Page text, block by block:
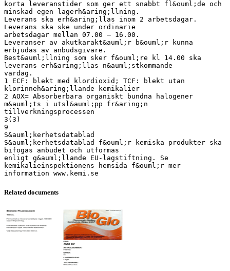
korta leveranstider som ger ett snabbt fl&ouml;de och
minskad egen lagerh&aring;llning.
Leverans ska erh&aring;llas inom 2 arbetsdagar.
Leverans ska ske under ordinarie
arbetsdagar mellan 07.00 – 16.00.
Leveranser av akutkarakt&auml;r b&ouml;r kunna
erbjudas av anbudsgivare.
Best&auml;llning som sker f&ouml;re kl 14.00 ska
leverans erh&aring;llas n&auml;stkommande
vardag.
1 ECF: blekt med klordioxid; TCF: blekt utan
klorinneh&aring;llande kemikalier
2 AOX= Absorberbara organiskt bundna halogener
m&auml;ts i utsl&auml;pp fr&aring;n
tillverkningsprocessen
3(3)
9
S&auml;kerhetsdatablad
S&auml;kerhetsdatablad f&ouml;r kemiska produkter ska
bifogas anbudet och utformas
enligt g&auml;llande EU-lagstiftning. Se
kemikalieinspektionens hemsida f&ouml;r mer
Related documents